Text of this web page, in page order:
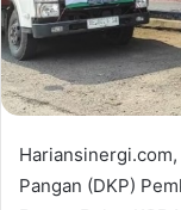
Pangan (DKP)